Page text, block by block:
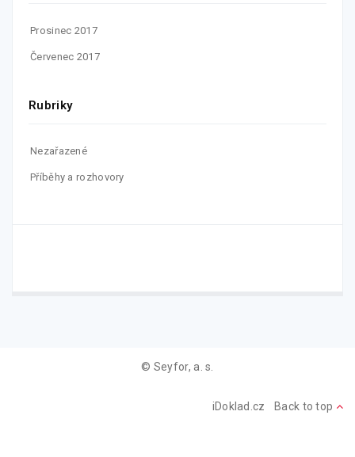
Prosinec 2017
Červenec 2017
Rubriky
Nezařazené
Příběhy a rozhovory
© Seyfor, a. s.
iDoklad.cz Back to top